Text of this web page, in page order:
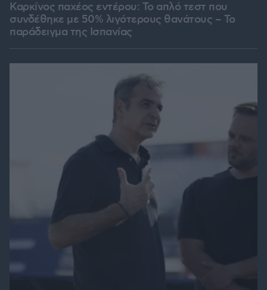
Καρκίνος παχέος εντέρου: Το απλό τεστ που
συνδέθηκε με 50% λιγότερους θανάτους – Το
παράδειγμα της Ισπανίας